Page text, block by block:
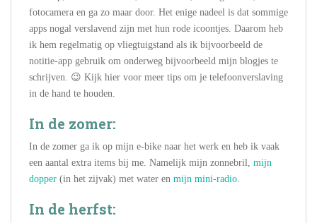
fotocamera en ga zo maar door. Het enige nadeel is dat sommige
apps nogal verslavend zijn met hun rode icoontjes. Daarom heb
ik hem regelmatig op vliegtuigstand als ik bijvoorbeeld de
notitie-app gebruik om onderweg bijvoorbeeld mijn blogjes te
schrijven. 😉 Kijk hier voor meer tips om je telefoonverslaving
in de hand te houden.
In de zomer:
In de zomer ga ik op mijn e-bike naar het werk en heb ik vaak
een aantal extra items bij me. Namelijk mijn zonnebril, mijn
dopper (in het zijvak) met water en mijn mini-radio
In de herfst: